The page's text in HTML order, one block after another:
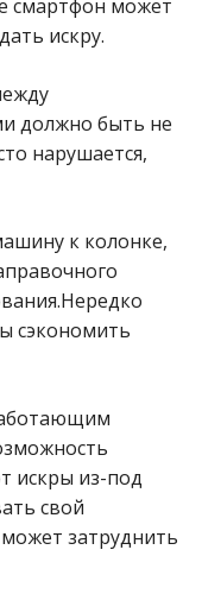
смартфон может
искру.
должно быть не
нарушается,
к колонке,
сэкономить
искры из-под
свой
затруднить